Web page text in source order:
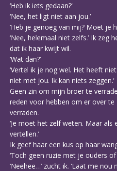
‘Heb ik iets gedaan?’
‘Nee, het ligt niet aan jou.’
‘Heb je genoeg van mij? Moet je
‘Nee, helemaal niet zelfs.’ Ik zeg
dat ik haar kwijt wil.
‘Wat dan?’
‘Vertel ik je nog wel. Het heeft
niet met jou. Ik kan niets zeggen.’
Geen zin om mijn broer te
reden voor hebben om er over
verraden.
‘Je moet het zelf weten. Maar
vertellen.’
Ik geef haar een kus op haar
‘Toch geen ruzie met je ouders of
‘Neehee…’ zucht ik. ‘Laat me